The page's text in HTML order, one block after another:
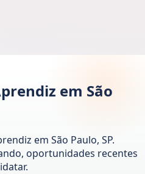
em São
em São Paulo, SP.
oportunidades recentes